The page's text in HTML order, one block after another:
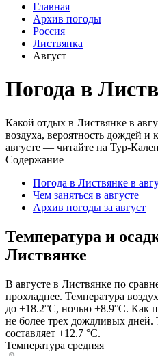
Главная
Архив погоды
Россия
Листвянка
Август
Погода в
Какой отдых в Листвянке в
воздуха, вероятность дождей и
августе — читайте на Тур-
Содержание
Погода в Листвянке в
Чем заняться в августе
Архив погоды за август
Температура и
Листвянке
В августе в Листвянке по
прохладнее. Температура
до +18.2°C, ночью +8.9°C. Как
не более трех дождливых дней.
составляет +12.7 °C.
Температура средняя